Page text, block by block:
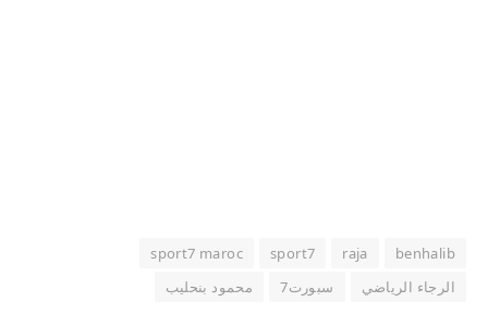
benhalib
raja
sport7
sport7 maroc
الرجاء الرياضي
سبورت7 محمود بنحليب